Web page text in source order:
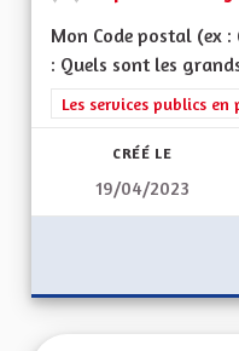
Mon Code postal (ex
: Quels sont les
Filtrer les résultats de
Les services publics
CRÉÉ LE
19/04/2023